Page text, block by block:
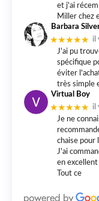
et j'ai
Miller chez
Barbara
★★★★★
il
J'ai pu
spécifique
éviter
très simple
Virtual Boy
★★★★★
il
Je ne
chaise pour
J'ai
en
Tout ce